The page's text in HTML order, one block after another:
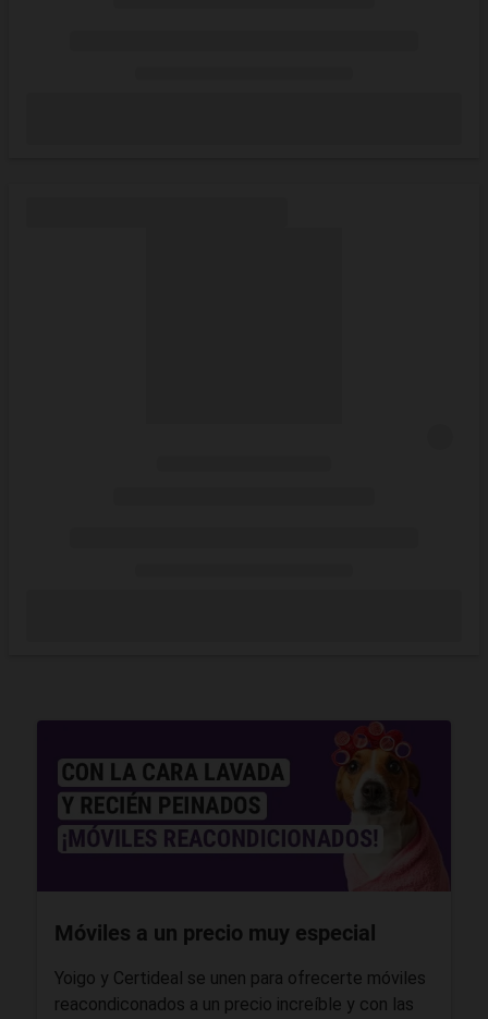
Móviles a un precio muy especial
Yoigo y Certideal se unen para ofrecerte móviles
reacondiconados a un precio increíble y con las